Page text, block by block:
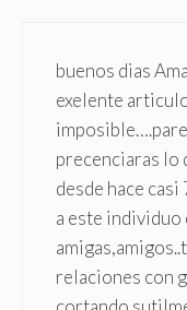
buenos dias
exelente
precenciaras lo
desde hace
a este individuo
relaciones con